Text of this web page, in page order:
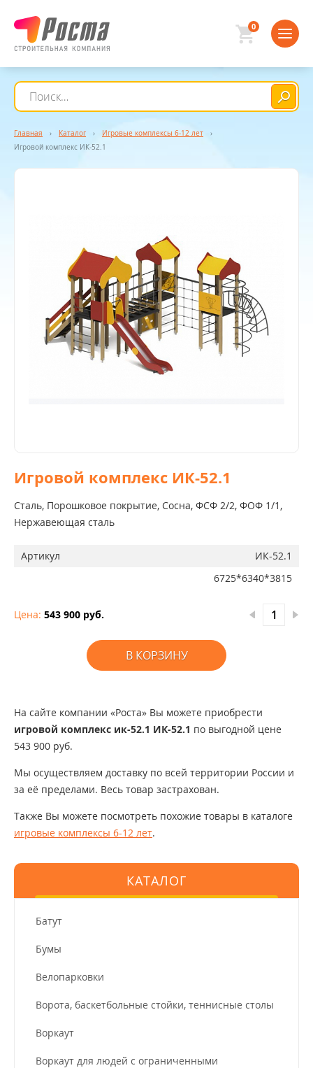
Главная › Каталог › Игровые комплексы 6-12 лет
›
Игровой комплекс ИК-52.1
Игровой комплекс ИК-52.1
Сталь, Порошковое покрытие, Сосна, ФСФ 2/2, ФОФ 1/1,
Нержавеющая сталь
Артикул
ИК-52.1
6725*6340*3815
Цена: 543 900 руб.
В КОРЗИНУ
На сайте компании «Роста» Вы можете приобрести
игровой комплекс ик-52.1 ИК-52.1 по выгодной цене
543 900 руб.
Мы осуществляем доставку по всей территории России и
за её пределами. Весь товар застрахован.
Также Вы можете посмотреть похожие товары в каталоге
игровые комплексы 6-12 лет.
КАТАЛОГ
Батут
Бумы
Велопарковки
Ворота, баскетбольные стойки, теннисные столы
Воркаут
Воркаут для людей с ограниченными
0